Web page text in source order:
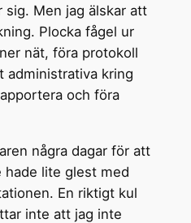
Men jag älskar att
Plocka fågel ur
nät, föra protokoll
administrativa kring
och föra
några dagar för att
hade lite glest med
En riktigt kul
inte att jag inte